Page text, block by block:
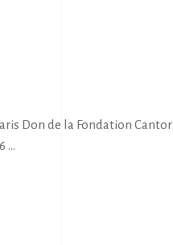
Don de la Fondation Cantor